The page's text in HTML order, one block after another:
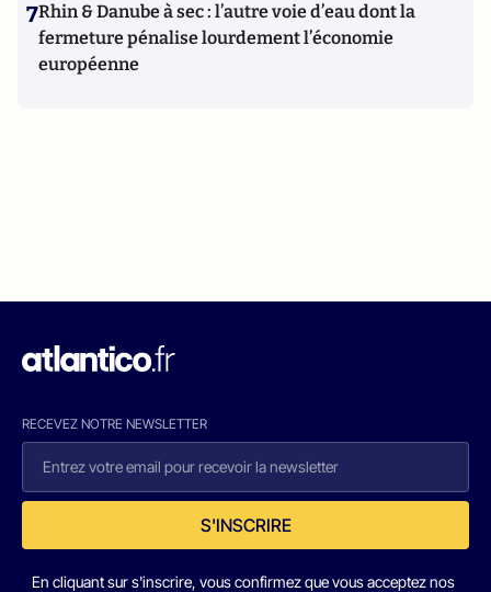
7Rhin & Danube à sec : l’autre voie d’eau dont la
fermeture pénalise lourdement l’économie
européenne
RECEVEZ NOTRE NEWSLETTER
S'INSCRIRE
En cliquant sur s'inscrire, vous confirmez que vous acceptez nos